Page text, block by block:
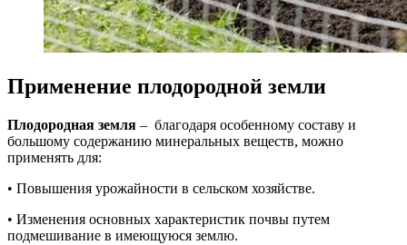
Применение плодородной земли
Плодородная земля – благодаря особенному составу и
большому содержанию минеральных веществ, можно
применять для:
• Повышения урожайности в сельском хозяйстве.
• Изменения основных характеристик почвы путем
подмешивание в имеющуюся землю.